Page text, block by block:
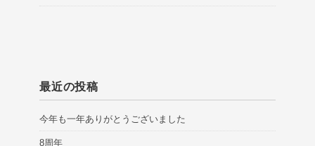
最近の投稿
今年も一年ありがとうございました
8周年